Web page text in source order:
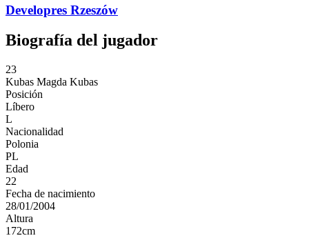
Developres Rzeszów
Biografía del jugador
23
Kubas Magda Kubas
Posición
Líbero
L
Nacionalidad
Polonia
PL
Edad
22
Fecha de nacimiento
28/01/2004
Altura
172cm